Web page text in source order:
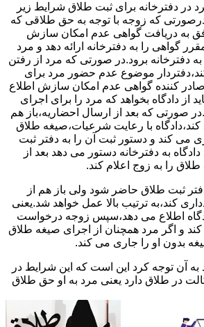
در دفترخانه برای ثبت طلاق شرایط زیر
که زوجه با توجه به حق طلاقی که
به دریافت گواهی عدم امکان سازش
گواهی را به دفترخانه ارائه دهد و مرد
به دفترخانه برود.در صورتی که مرد از رفتن
موضوع عدم حضور مرد برای
صادر کننده گواهی عدم امکان سازش اطلاع
از دادگاه بخواهد که مرد را برای اجرای
صورتی که بعد از ارسال احضاریه،باز هم
با رعایت شرعیات،صیغه طلاق
می کند و دستور ثبت آن را به دفتر ثبت
به دفترخانه دستور می دهد بعد از
را به زوج اعلام کند.
ثبت طلاق حاضر شود ولی باز هم از
کند،به ترتیب بالا عمل خواهد شد.یعنی
اطلاع می دهد،سپس زوجه درخواست
و اگر مرد همچنان از اجرای صیغه طلاق
بدون او را جاری می کند.
به آن توجه کرد این است که این شرایط در
در طلاق دارد یعنی مرد به او حق طلاق